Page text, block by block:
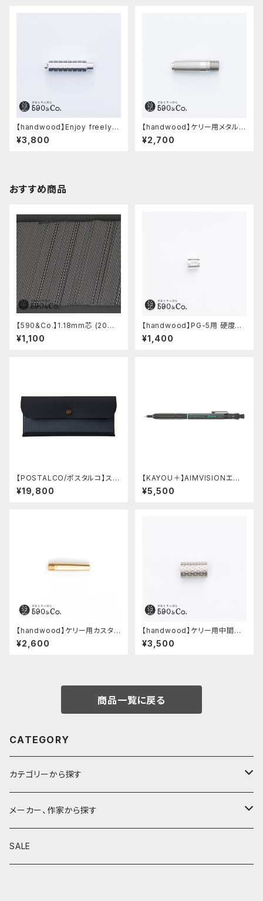
【handwood】Enjoy freely
前軸・八角形ストレート(ジュラル
ミン)
¥3,800
【handwood】ケリー用メタルグ
リップ/前軸・滑り止め (ステンレ
ス)
¥2,700
おすすめ商品
【590&Co.】1.18mm芯 (20本
入り)
¥1,100
【handwood】PG-5用 硬度表
示窓 (アルミ/長方形)
¥1,400
【POSTALCO/ポスタルコ】スナ
ップペンケース (Navy Blue)
¥19,800
【KAYOU＋】AIMVISIONエイ
ムビジョン (ストーンブラック)
¥5,500
【handwood】ケリー用カスタム
後軸 (真鍮)
¥2,600
【handwood】ケリー用中間パ
ーツ/カスタムグリップ (ディンプ
ル/ステンレス)
¥3,500
商品一覧に戻る
CATEGORY
カテゴリーから探す
鉛筆
鉛筆補助軸
メーカー、作家から探す
590&Co.
SALE